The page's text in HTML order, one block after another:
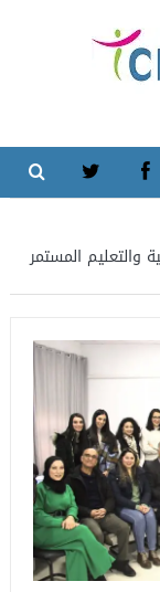
والتعليم المستمر